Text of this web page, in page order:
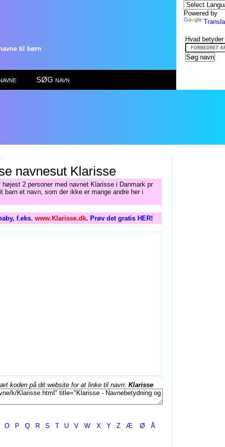
til børn
SØG navn
Klarisse
2 personer med navnet Klarisse i Danmark pr
et navn, som der ikke er mange andre her i
f.eks. www.Klarisse.dk. Prøv det gratis HER!
koden på dit website for at linke til navn: Klarisse
O P Q R S T U V W X Y Z Æ Ø Å
Powered by
Hvad